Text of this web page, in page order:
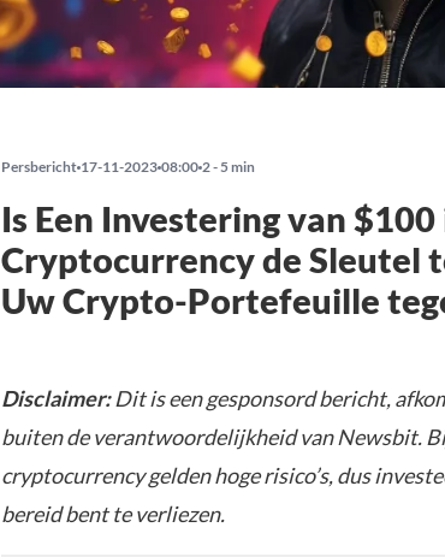
Persbericht 17-11-2023 08:00 2 - 5 min
Is Een Investering van
Cryptocurrency de Sleutel
Uw Crypto-Portefeuille
Disclaimer:Dit is een gesponsord bericht,
buiten de verantwoordelijkheid van Newsbit.
cryptocurrency gelden hoge risico’s, dus
bereid bent te verliezen.